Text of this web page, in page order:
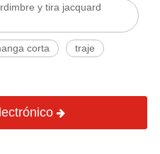
y tira jacquard
corta traje